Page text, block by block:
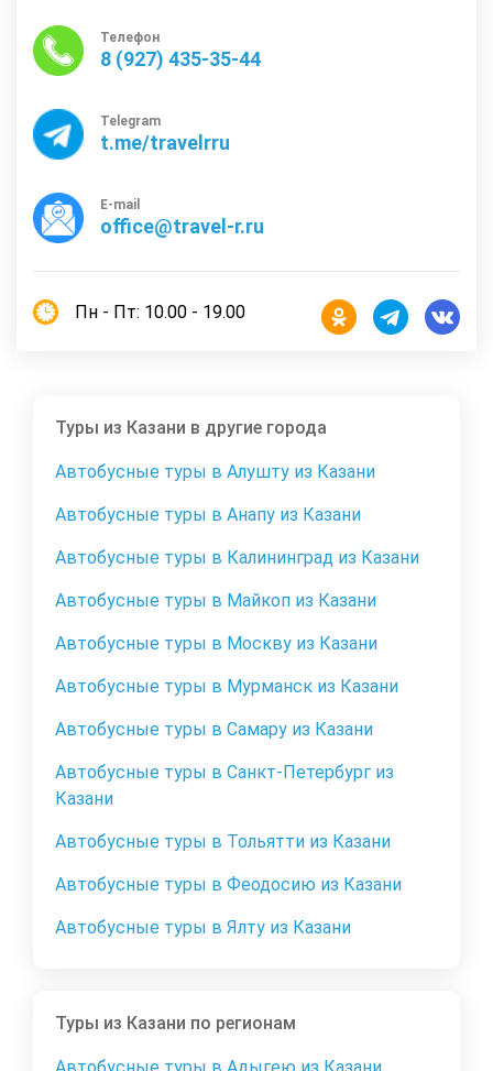
Телефон
8 (927) 435-35-44
Telegram
t.me/travelrru
E-mail
office@travel-r.ru
Пн - Пт: 10.00 - 19.00
Туры из Казани в другие города
Автобусные туры в Алушту из Казани
Автобусные туры в Анапу из Казани
Автобусные туры в Калининград из Казани
Автобусные туры в Майкоп из Казани
Автобусные туры в Москву из Казани
Автобусные туры в Мурманск из Казани
Автобусные туры в Самару из Казани
Автобусные туры в Санкт-Петербург из
Казани
Автобусные туры в Тольятти из Казани
Автобусные туры в Феодосию из Казани
Автобусные туры в Ялту из Казани
Туры из Казани по регионам
Автобусные туры в Адыгею из Казани